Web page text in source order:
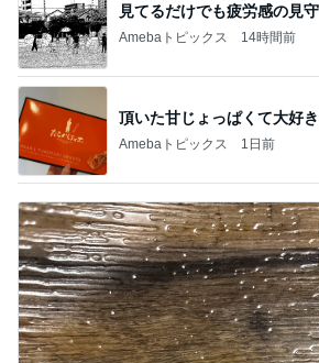
見てるだけでも疲労感の見
Amebaトピックス 14時間前
頂いた甘じょっぱくて大好
Amebaトピックス 1日前